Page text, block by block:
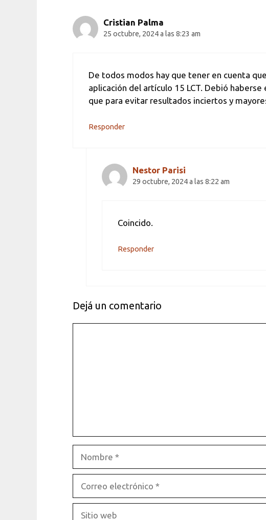
Cristian Palma
25 octubre, 2024 a las 8:23 am
De todos modos hay que tener en cuenta
aplicación del artículo 15 LCT. Debió
que para evitar resultados inciertos y
Responder
Nestor Parisi
29 octubre, 2024 a las 8:22 am
Coincido.
Responder
Dejá un comentario
electrónico